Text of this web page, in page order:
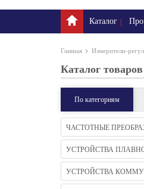
Каталог
Главная Измерители-
Каталог товаров
По категориям
ЧАСТОТНЫЕ
УСТРОЙСТВА
УСТРОЙСТВА